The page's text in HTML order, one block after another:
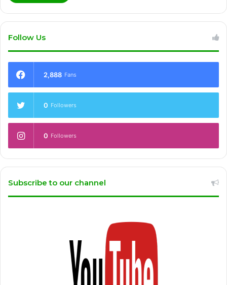
Follow Us
2,888 Fans
0 Followers
0 Followers
Subscribe to our channel